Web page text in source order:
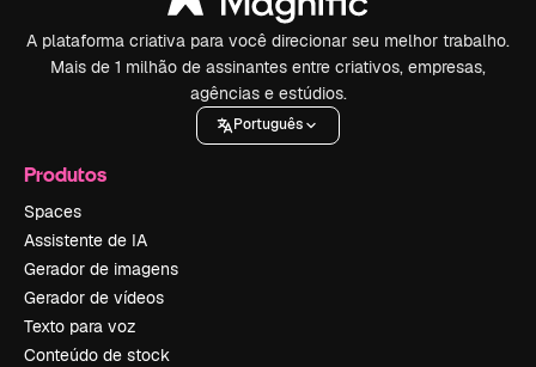
A plataforma criativa para você direcionar seu melhor trabalho.
Mais de 1 milhão de assinantes entre criativos, empresas,
agências e estúdios.
Português
Produtos
Spaces
Assistente de IA
Gerador de imagens
Gerador de vídeos
Texto para voz
Conteúdo de stock